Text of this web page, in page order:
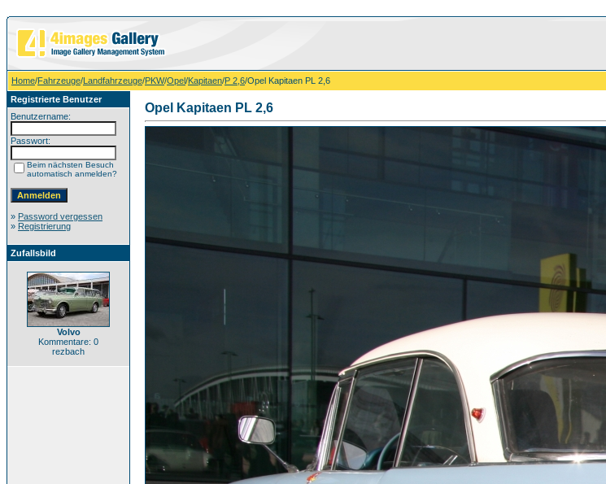
Home/Fahrzeuge/Landfahrzeuge/PKW/Opel/Kapitaen/P 2,6/Opel Kapitaen PL 2,6
Registrierte Benutzer
Benutzername:
Passwort:
Beim nächsten Besuch
automatisch anmelden?
» Password vergessen
» Registrierung
Zufallsbild
Volvo
Kommentare: 0
rezbach
Opel Kapitaen PL 2,6